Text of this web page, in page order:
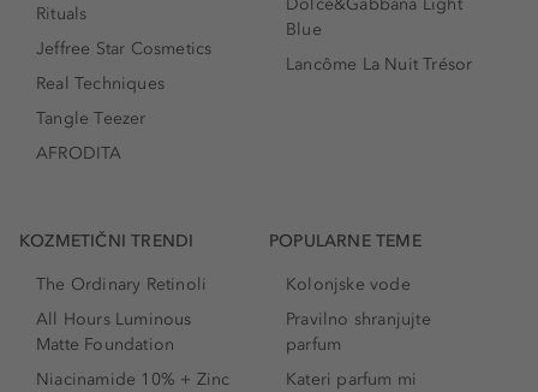
Rituals
Jeffree Star Cosmetics
Real Techniques
Tangle Teezer
AFRODITA
Blue
Lancôme La Nuit Trésor
KOZMETIČNI TRENDI
The Ordinary Retinoli
All Hours Luminous
Matte Foundation
Niacinamide 10% + Zinc
POPULARNE TEME
Kolonjske vode
Pravilno shranjujte
parfum
Kateri parfum mi